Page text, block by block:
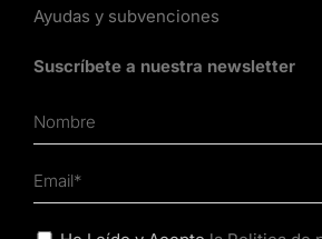
Ayudas y subvenciones
Suscríbete a nuestra newsletter